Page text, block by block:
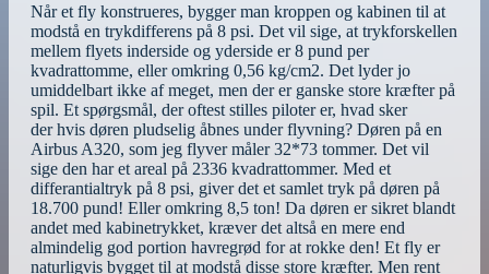
Når et fly konstrueres, bygger man kroppen og kabinen til at
modstå en trykdifferens på 8 psi. Det vil sige, at trykforskellen
mellem flyets inderside og yderside er 8 pund per
kvadrattomme, eller omkring 0,56 kg/cm2. Det lyder jo
umiddelbart ikke af meget, men der er ganske store kræfter på
spil. Et spørgsmål, der oftest stilles piloter er, hvad sker
der hvis døren pludselig åbnes under flyvning? Døren på en
Airbus A320, som jeg flyver måler 32*73 tommer. Det vil
sige den har et areal på 2336 kvadrattommer. Med et
differantialtryk på 8 psi, giver det et samlet tryk på døren på
18.700 pund! Eller omkring 8,5 ton! Da døren er sikret blandt
andet med kabinetrykket, kræver det altså en mere end
almindelig god portion havregrød for at rokke den! Et fly er
naturligvis bygget til at modstå disse store kræfter. Men rent